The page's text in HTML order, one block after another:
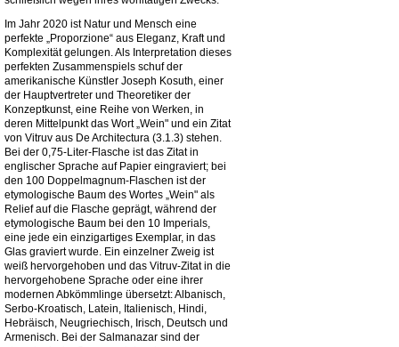
Im Jahr 2020 ist Natur und Mensch eine
perfekte „Proporzione“ aus Eleganz, Kraft und
Komplexität gelungen. Als Interpretation dieses
perfekten Zusammenspiels schuf der
amerikanische Künstler Joseph Kosuth, einer
der Hauptvertreter und Theoretiker der
Konzeptkunst, eine Reihe von Werken, in
deren Mittelpunkt das Wort „Wein" und ein Zitat
von Vitruv aus De Architectura (3.1.3) stehen.
Bei der 0,75-Liter-Flasche ist das Zitat in
englischer Sprache auf Papier eingraviert; bei
den 100 Doppelmagnum-Flaschen ist der
etymologische Baum des Wortes „Wein" als
Relief auf die Flasche geprägt, während der
etymologische Baum bei den 10 Imperials,
eine jede ein einzigartiges Exemplar, in das
Glas graviert wurde. Ein einzelner Zweig ist
weiß hervorgehoben und das Vitruv-Zitat in die
hervorgehobene Sprache oder eine ihrer
modernen Abkömmlinge übersetzt: Albanisch,
Serbo-Kroatisch, Latein, Italienisch, Hindi,
Hebräisch, Neugriechisch, Irisch, Deutsch und
Armenisch. Bei der Salmanazar sind der